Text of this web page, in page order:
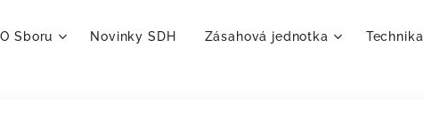
O Sboru Novinky SDH Zásahová jednotka Technika